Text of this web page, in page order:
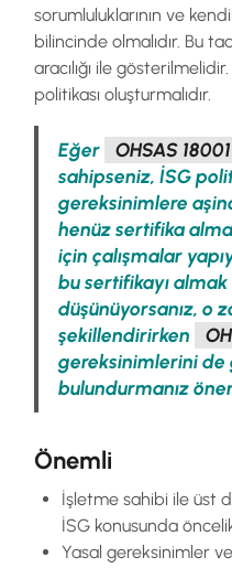
sorumluluklarının ve
bilincinde olmalıdır. Bu
aracılığı ile
politikası oluşturmalıdır.
Eğer OHSAS 18001
sahipseniz, İSG
gereksinimlere
henüz sertifika
için çalışmalar
bu sertifikayı
düşünüyorsanız, o
şekillendirirken
gereksinimlerini de
bulundurmanız
Önemli
İşletme sahibi ile üst
İSG konusunda
Yasal gereksinimler